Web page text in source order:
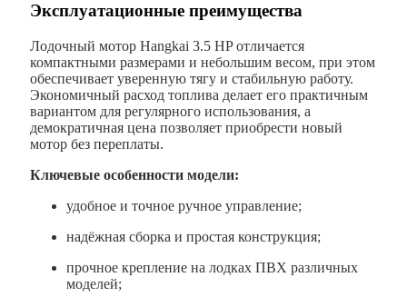
Эксплуатационные преимущества
Лодочный мотор Hangkai 3.5 HP отличается
компактными размерами и небольшим весом, при этом
обеспечивает уверенную тягу и стабильную работу.
Экономичный расход топлива делает его практичным
вариантом для регулярного использования, а
демократичная цена позволяет приобрести новый
мотор без переплаты.
Ключевые особенности модели:
удобное и точное ручное управление;
надёжная сборка и простая конструкция;
прочное крепление на лодках ПВХ различных
моделей;